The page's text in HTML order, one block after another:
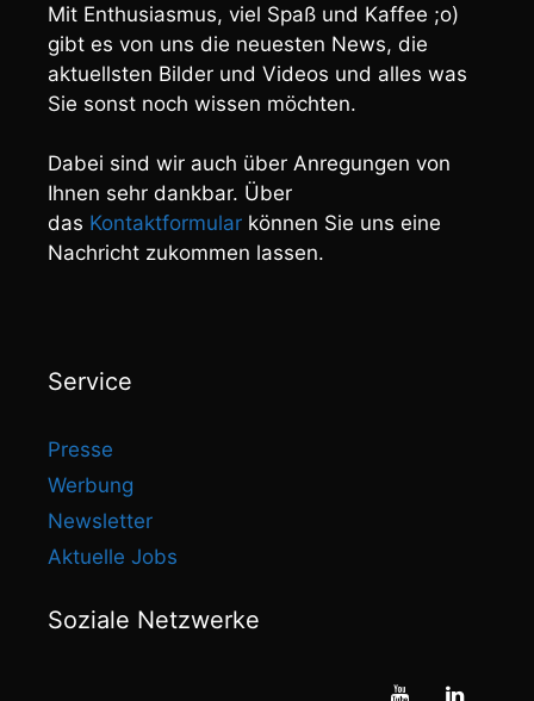
Mit Enthusiasmus, viel Spaß und Kaffee ;o)
gibt es von uns die neuesten News, die
aktuellsten Bilder und Videos und alles was
Sie sonst noch wissen möchten.
Dabei sind wir auch über Anregungen von
Ihnen sehr dankbar. Über
das Kontaktformular können Sie uns eine
Nachricht zukommen lassen.
Service
Presse
Werbung
Newsletter
Aktuelle Jobs
Soziale Netzwerke